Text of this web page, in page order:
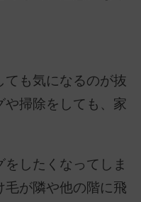
ても気になるのが抜
掃除をしても、家
したくなってしま
毛が隣や他の階に飛